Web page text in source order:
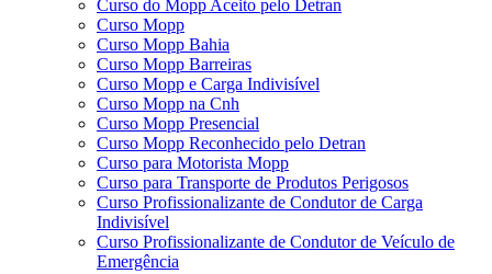
Curso do Mopp Aceito pelo Detran
Curso Mopp
Curso Mopp Bahia
Curso Mopp Barreiras
Curso Mopp e Carga Indivisível
Curso Mopp na Cnh
Curso Mopp Presencial
Curso Mopp Reconhecido pelo Detran
Curso para Motorista Mopp
Curso para Transporte de Produtos Perigosos
Curso Profissionalizante de Condutor de Carga
Indivisível
Curso Profissionalizante de Condutor de Veículo de
Emergência